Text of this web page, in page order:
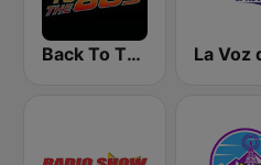
Back To The 80's Radio